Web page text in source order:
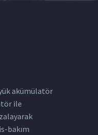
akümülatör
ile
bakım